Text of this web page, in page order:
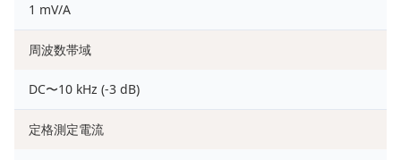
1 mV/A
周波数帯域
DC〜10 kHz (-3 dB)
定格測定電流